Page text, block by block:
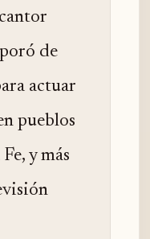
de
actuar
pueblos
y más